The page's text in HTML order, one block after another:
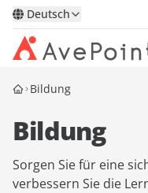
Deutsch
Lösungen
Confidence Platform
Pricing
Bildung
Bildung
Sorgen Sie für eine
verbessern Sie die